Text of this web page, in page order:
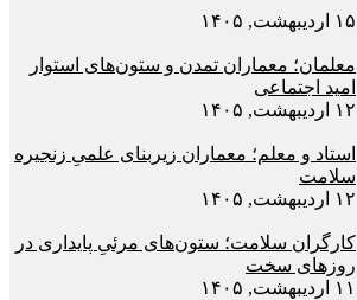
۱۵ اردیبهشت, ۱۴۰۵
معلمان؛ معماران تمدن و ستون‌های استوار
امید اجتماعی
۱۲ اردیبهشت, ۱۴۰۵
استاد و معلم؛ معماران زیربنای علمیِ زنجیره
سلامت
۱۲ اردیبهشت, ۱۴۰۵
کارگران سلامت؛ ستون‌های مرئیِ پایداری در
روزهای سخت
۱۱ اردیبهشت, ۱۴۰۵